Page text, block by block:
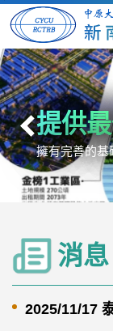
中
大
學
台
商
研
究
中
心-
新
南
向
商
情
網
跳
主
要
區
塊
提供
擁有完善的基
One-
育
讓移工在台灣的跨
清真產
大陸台
定位為大陸台商
消息
2025/11/17